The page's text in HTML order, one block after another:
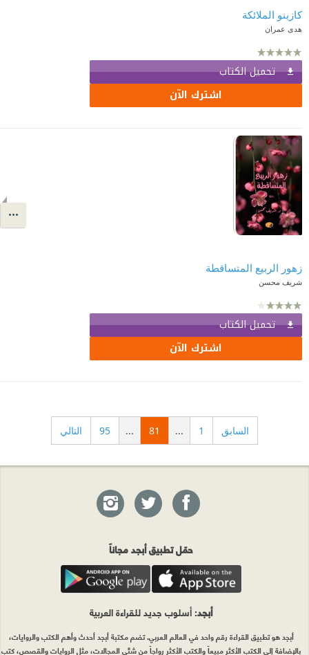
كازينو الملائكة
هدى عمران
تحميل الكتاب
اشترك الآن
زهور الربيع المتساقطة
شريف محسن
تحميل الكتاب
اشترك الآن
السابق 1
...
81
...
95 التالي
حمّل تطبيق أبجد مجاناً
أبجد: أسلوب جديد للقراءة العربية
أبجد هو تطبيق القراءة رقم واحد في العالم العربي. تضم مكتبة أبجد أحدث وأهم الكتب والروايات،
بالإضافة إلى الكتب الأكثر مبيعاً والكتب الأكثر رواجاً من شتّى المجالات، مثل الروايات والقصص، كتب